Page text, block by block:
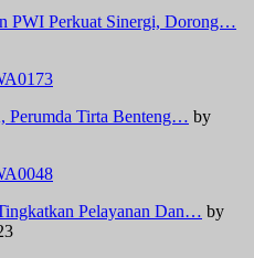
PWI Perkuat Sinergi, Dorong…
Perumda Tirta Benteng… by
Pelayanan Dan… by